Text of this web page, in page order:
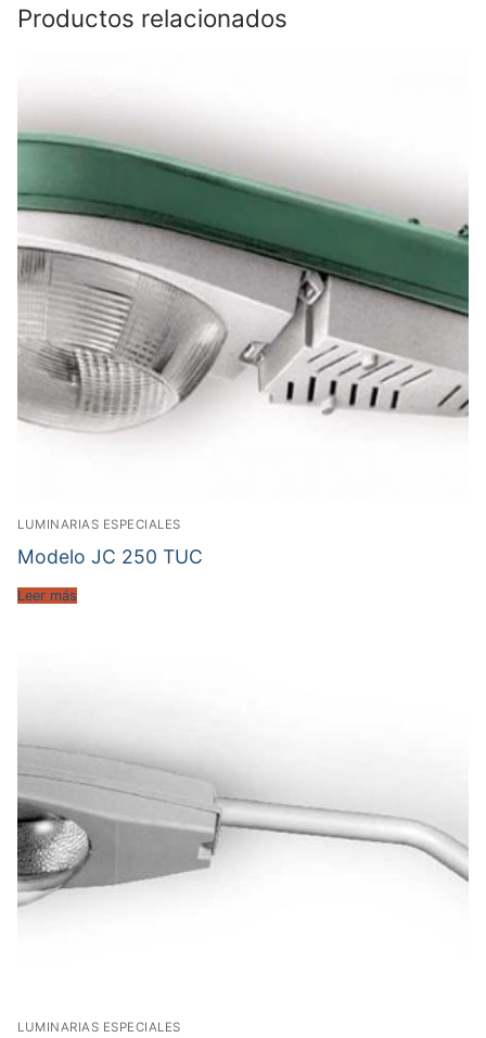
Productos relacionados
LUMINARIAS ESPECIALES
Modelo JC 250 TUC
Leer más
LUMINARIAS ESPECIALES